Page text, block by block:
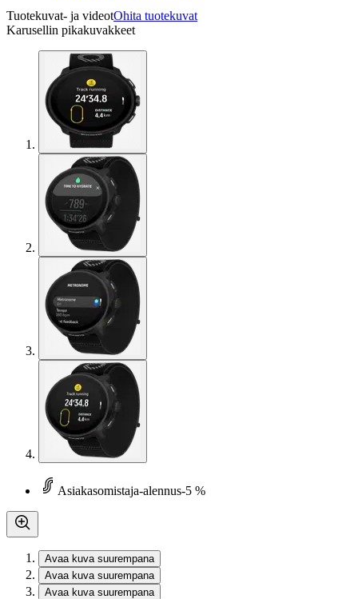
Tuotekuvat- ja videotOhita tuotekuvat
Karusellin pikakuvakkeet
Asiakasomistaja-alennus-5 %
Avaa kuva suurempana
Avaa kuva suurempana
Avaa kuva suurempana